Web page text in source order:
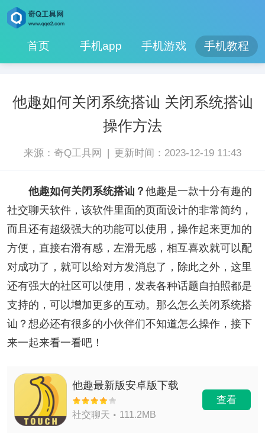
首页 手机app 手机游戏 手机教程
他趣如何关闭系统搭讪 关闭系统搭讪
操作方法
来源：奇Q工具网 | 更新时间：2023-12-19 11:43
他趣如何关闭系统搭讪？ 他趣是一款十分有趣的
社交聊天软件，该软件里面的页面设计的非常简约，
而且还有超级强大的功能可以使用，操作起来更加的
方便，直接右滑有感，左滑无感，相互喜欢就可以配
对成功了，就可以给对方发消息了，除此之外，这里
还有强大的社区可以使用，发表各种话题自拍照都是
支持的，可以增加更多的互动。那么怎么关闭系统搭
讪？想必还有很多的小伙伴们不知道怎么操作，接下
来一起来看一看吧！
他趣最新版安卓版下载
社交聊天 111.2MB
查看